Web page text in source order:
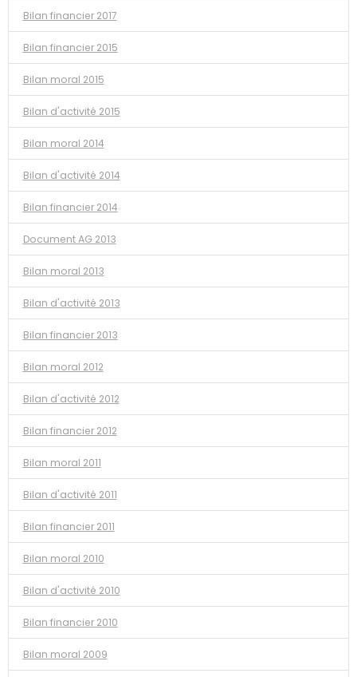
Bilan financier 2017
Bilan financier 2015
Bilan moral 2015
Bilan d'activité 2015
Bilan moral 2014
Bilan d'activité 2014
Bilan financier 2014
Document AG 2013
Bilan moral 2013
Bilan d'activité 2013
Bilan financier 2013
Bilan moral 2012
Bilan d'activité 2012
Bilan financier 2012
Bilan moral 2011
Bilan d'activité 2011
Bilan financier 2011
Bilan moral 2010
Bilan d'activité 2010
Bilan financier 2010
Bilan moral 2009